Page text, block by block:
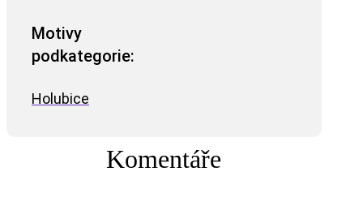
Motivy
podkategorie:
Holubice
Komentáře